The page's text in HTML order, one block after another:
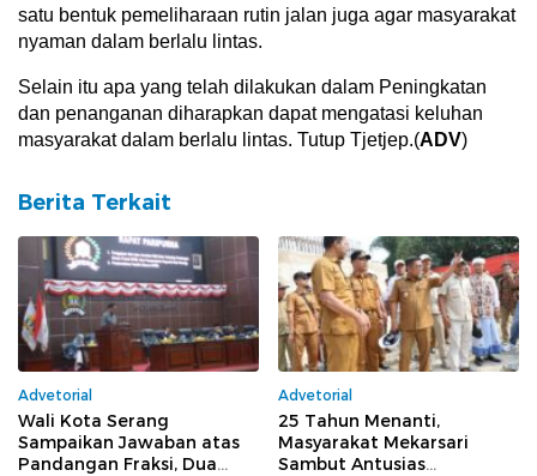
satu bentuk pemeliharaan rutin jalan juga agar masyarakat
nyaman dalam berlalu lintas.
Selain itu apa yang telah dilakukan dalam Peningkatan
dan penanganan diharapkan dapat mengatasi keluhan
masyarakat dalam berlalu lintas. Tutup Tjetjep.(ADV)
Berita Terkait
Advetorial
Wali Kota Serang
Sampaikan Jawaban atas
Pandangan Fraksi, Dua
Advetorial
25 Tahun Menanti,
Masyarakat Mekarsari
Sambut Antusias